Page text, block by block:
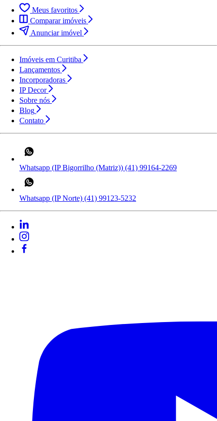
Meus favoritos
Comparar imóveis
Anunciar imóvel
Imóveis em Curitiba
Lançamentos
Incorporadoras
IP Decor
Sobre nós
Blog
Contato
Whatsapp (IP Bigorrilho (Matriz)) (41) 99164-2269
Whatsapp (IP Norte) (41) 99123-5232